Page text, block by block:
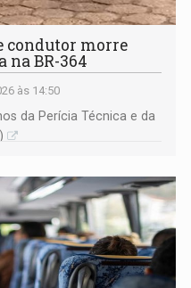
condutor morre
na BR-364
às 14:50
da Perícia Técnica e da